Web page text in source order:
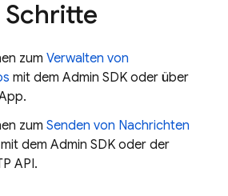
zum Verwalten von
mit dem Admin SDK oder über
zum Senden von Nachrichten
mit dem Admin SDK oder der
API.